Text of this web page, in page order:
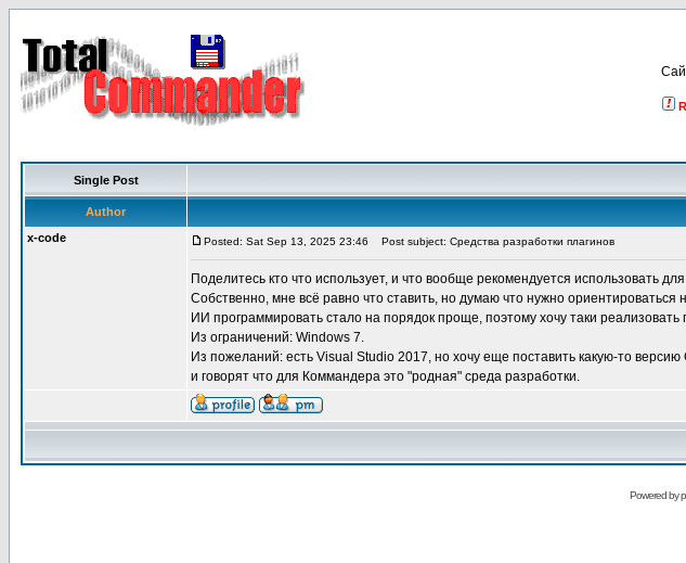
Single Post
Author
x-code
Posted: Sat Sep 13, 2025 23:46 Post subject: Средства разработки плагинов
Поделитесь кто что использует, и что вообще рекомендуется использовать
Собственно, мне всё равно что ставить, но думаю что нужно
ИИ программировать стало на порядок проще, поэтому хочу таки
Из ограничений: Windows 7.
Из пожеланий: есть Visual Studio 2017, но хочу еще поставить какую-то
и говорят что для Коммандера это "родная" среда разработки.
Powered by